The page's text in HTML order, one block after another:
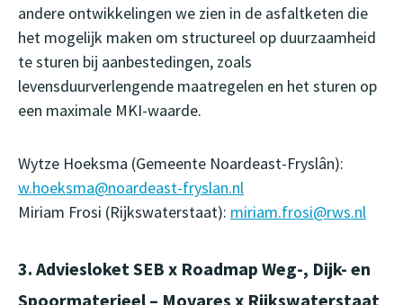
andere ontwikkelingen we zien in de asfaltketen die
het mogelijk maken om structureel op duurzaamheid
te sturen bij aanbestedingen, zoals
levensduurverlengende maatregelen en het sturen op
een maximale MKI-waarde.
Wytze Hoeksma (Gemeente Noardeast-Fryslân):
w.hoeksma@noardeast-fryslan.nl
Miriam Frosi (Rijkswaterstaat): miriam.frosi@rws.nl
3. Adviesloket SEB x Roadmap Weg-, Dijk- en
Spoormaterieel – Movares x Rijkswaterstaat